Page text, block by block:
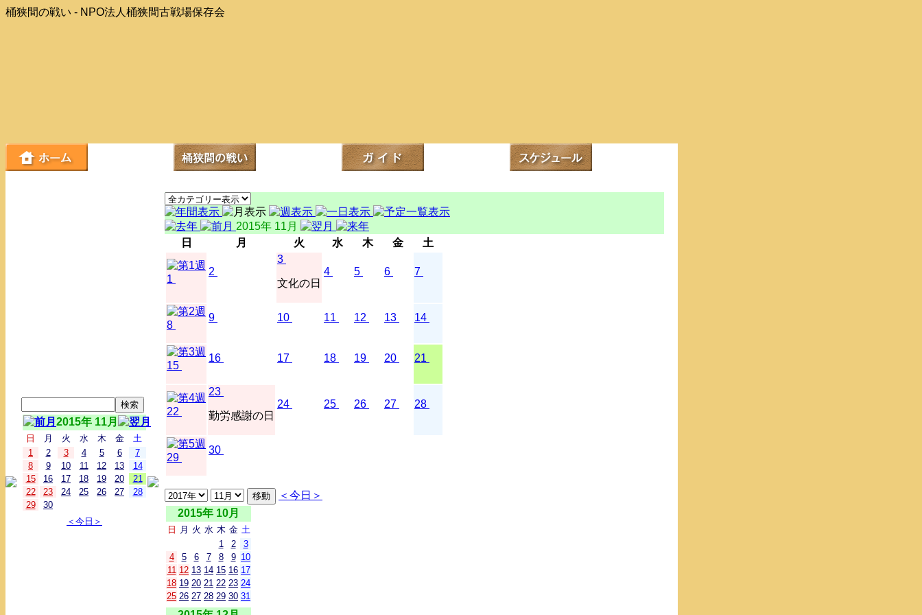
桶狭間の戦い - NPO法人桶狭間古戦場保存会
2015年 11月
日 月 火 水 木 金
土
1
2 3 4 5 6
7
8
9 10 11 12 13
14
15
16 17 18 19 20
21
22
23 24 25 26 27
28
29
30
＜今日＞
2015年 11月
日
月 火 水 木 金 土
1
2
3
文化の日
4 5 6 7
8
9 10 11 12 13 14
15
16 17 18 19 20 21
22
23
勤労感謝の日
24 25 26 27 28
29
30
＜今日＞
2015年 10月
日 月 火 水 木 金 土
1
2
3
4
5 6 7 8 9 10
11 12 13 14 15 16 17
18 19 20 21 22 23 24
25 26 27 28 29 30 31